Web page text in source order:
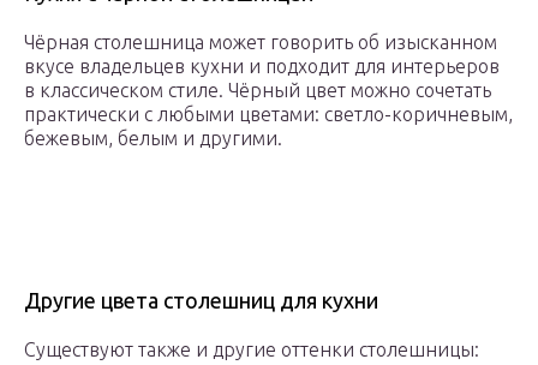
Чёрная столешница может говорить об изысканном
вкусе владельцев кухни и подходит для интерьеров
в классическом стиле. Чёрный цвет можно сочетать
практически с любыми цветами: светло-коричневым,
бежевым, белым и другими.
Другие цвета столешниц для кухни
Существуют также и другие оттенки столешницы: